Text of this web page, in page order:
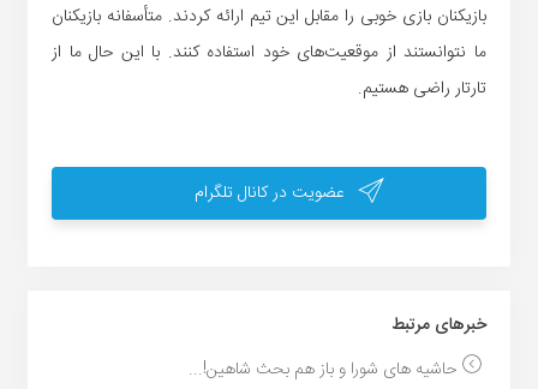
بازیکنان بازی خوبی را مقابل این تیم ارائه کردند. متأسفانه بازیکنان
ما نتوانستند از موقعیت‌های خود استفاده کنند. با این حال ما از
تارتار راضی هستیم.
عضویت در کانال تلگرام
خبر‌های مرتبط
حاشیه های شورا و باز هم بحث شاهین!...